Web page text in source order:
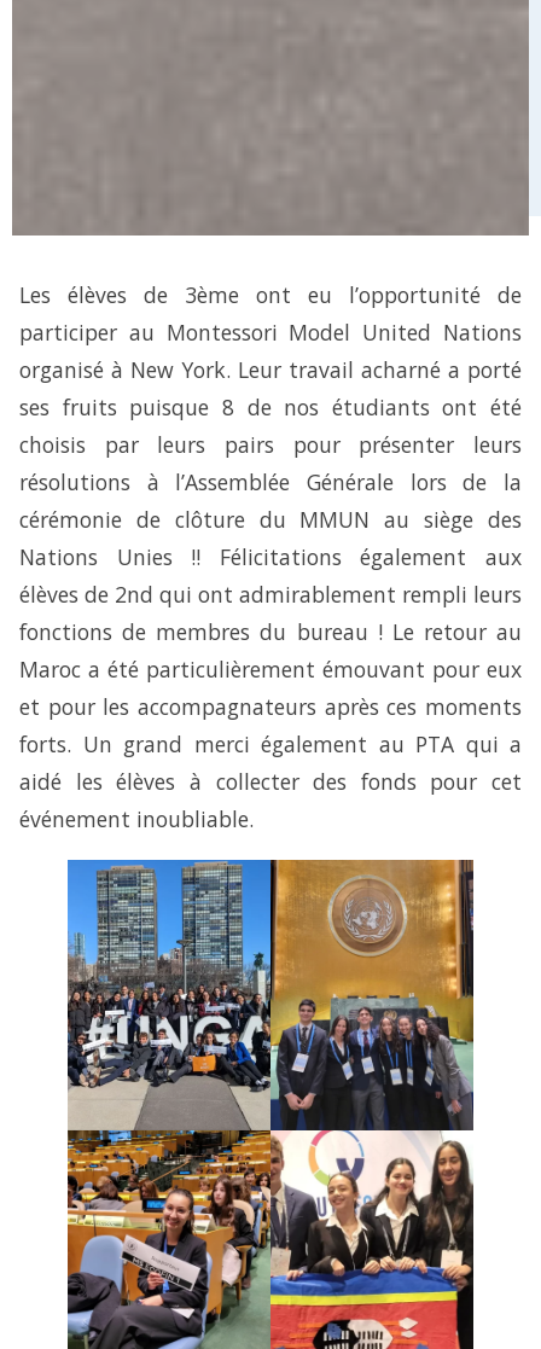
Les élèves de 3ème ont eu l’opportunité de
participer au Montessori Model United Nations
organisé à New York. Leur travail acharné a porté
ses fruits puisque 8 de nos étudiants ont été
choisis par leurs pairs pour présenter leurs
résolutions à l’Assemblée Générale lors de la
cérémonie de clôture du MMUN au siège des
Nations Unies !! Félicitations également aux
élèves de 2nd qui ont admirablement rempli leurs
fonctions de membres du bureau ! Le retour au
Maroc a été particulièrement émouvant pour eux
et pour les accompagnateurs après ces moments
forts. Un grand merci également au PTA qui a
aidé les élèves à collecter des fonds pour cet
événement inoubliable.